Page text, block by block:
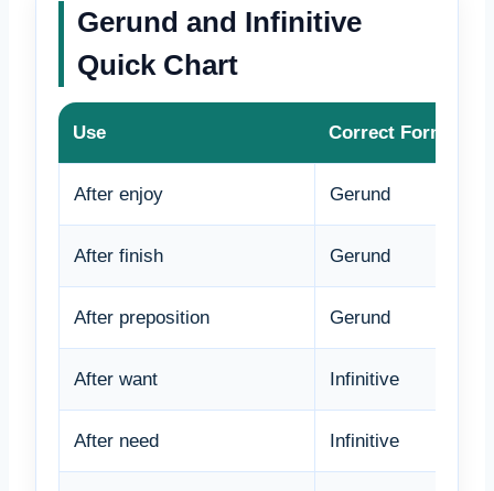
Gerund and Infinitive
Quick Chart
Use Correct Form
After enjoy Gerund
After finish Gerund
After preposition Gerund
After want Infinitive
After need Infinitive